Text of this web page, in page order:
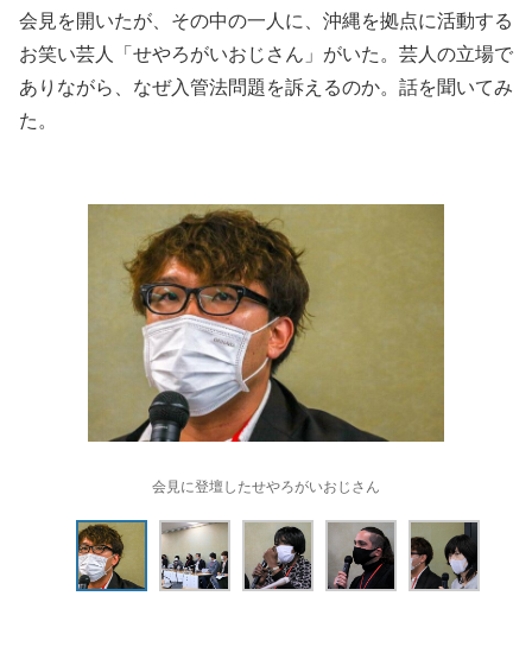
会見を開いたが、その中の一人に、沖縄を拠点に活動する
お笑い芸人「せやろがいおじさん」がいた。芸人の立場で
ありながら、なぜ入管法問題を訴えるのか。話を聞いてみ
た。
会見に登壇したせやろがいおじさん